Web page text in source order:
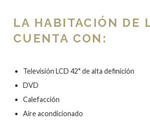
LA HABITACIÓN DE
CUENTA CON:
Televisión LCD 42" de alta definición
DVD
Calefacción
Aire acondicionado